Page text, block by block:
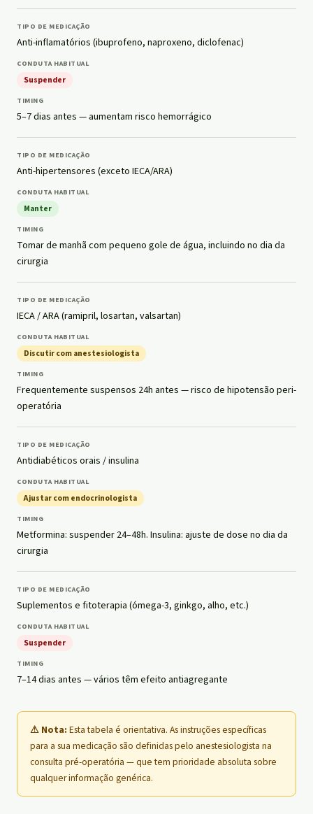
Anti-inflamatórios (ibuprofeno, naproxeno, diclofenac)
Suspender
5–7 dias antes — aumentam risco hemorrágico
Anti-hipertensores (exceto IECA/ARA)
Manter
Tomar de manhã com pequeno gole de água, incluindo no dia da
cirurgia
IECA / ARA (ramipril, losartan, valsartan)
Discutir com anestesiologista
Frequentemente suspensos 24h antes — risco de hipotensão peri-
operatória
Antidiabéticos orais / insulina
Ajustar com endocrinologista
Metformina: suspender 24–48h. Insulina: ajuste de dose no dia da
cirurgia
Suplementos e fitoterapia (ómega-3, ginkgo, alho, etc.)
Suspender
7–14 dias antes — vários têm efeito antiagregante
⚠ Nota: Esta tabela é orientativa. As instruções específicas
para a sua medicação são definidas pelo anestesiologista na
consulta pré-operatória — que tem prioridade absoluta sobre
qualquer informação genérica.